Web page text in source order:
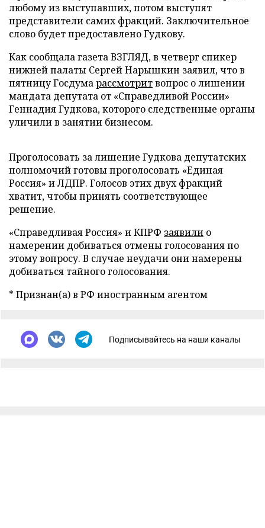
любому из выступавших, потом выступят
представители самих фракций. Заключительное
слово будет предоставлено Гудкову.
Как сообщала газета ВЗГЛЯД, в четверг спикер
нижней палаты Сергей Нарышкин заявил, что в
пятницу Госдумарассмотритвопрос о лишении
мандата депутата от «Справедливой России»
Геннадия Гудкова, которого следственные органы
уличили в занятии бизнесом.
Проголосовать за лишение Гудкова депутатских
полномочий готовы проголосовать «Единая
Россия» и ЛДПР. Голосов этих двух фракций
хватит, чтобы принять соответствующее
решение.
«Справедливая Россия» и КПРФ заявили о
намерении добиваться отмены голосования по
этому вопросу. В случае неудачи они намерены
добиваться тайного голосования.
* Признан(а) в РФ иностранным агентом
Подписывайтесь на наши каналы